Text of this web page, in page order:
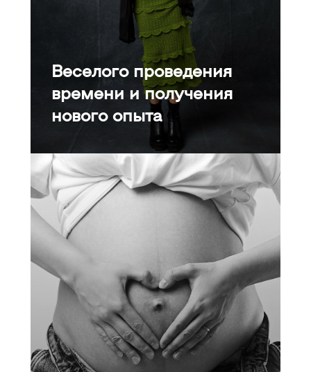
Веселого проведения
времени и получения
нового опыта